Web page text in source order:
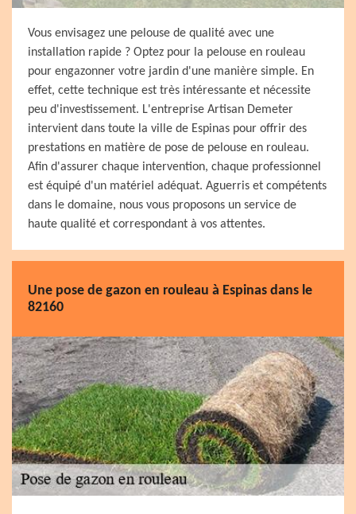
Vous envisagez une pelouse de qualité avec une
installation rapide ? Optez pour la pelouse en rouleau
pour engazonner votre jardin d'une manière simple. En
effet, cette technique est très intéressante et nécessite
peu d'investissement. L'entreprise Artisan Demeter
intervient dans toute la ville de Espinas pour offrir des
prestations en matière de pose de pelouse en rouleau.
Afin d'assurer chaque intervention, chaque professionnel
est équipé d'un matériel adéquat. Aguerris et compétents
dans le domaine, nous vous proposons un service de
haute qualité et correspondant à vos attentes.
Une pose de gazon en rouleau à Espinas dans le
82160